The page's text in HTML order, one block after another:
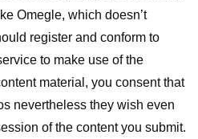
Omegle, which doesn’t
register and conform to
to make use of the
material, you consent that
nevertheless they wish even
of the content you submit.